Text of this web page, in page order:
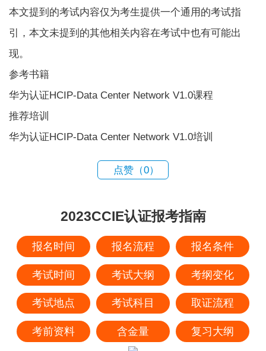
本文提到的考试内容仅为考生提供一个通用的考试指
引，本文未提到的其他相关内容在考试中也有可能出
现。
参考书籍
华为认证HCIP-Data Center Network V1.0课程
推荐培训
华为认证HCIP-Data Center Network V1.0培训
点赞（0）
2023CCIE认证报考指南
报名时间 报名流程 报名条件
考试时间 考试大纲 考纲变化
考试地点 考试科目 取证流程
考前资料 含金量 复习大纲